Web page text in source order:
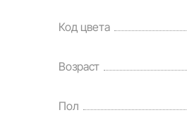
Код цвета
Возраст
Пол